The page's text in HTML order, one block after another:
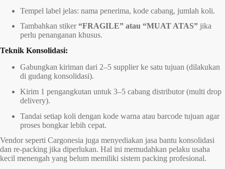
Tempel label jelas: nama penerima, kode cabang, jumlah koli.
Tambahkan stiker“FRAGILE” atau “MUAT ATAS” jika
perlu penanganan khusus.
Teknik Konsolidasi:
Gabungkan kiriman dari 2–5 supplier ke satu tujuan (dilakukan
di gudang konsolidasi).
Kirim 1 pengangkutan untuk 3–5 cabang distributor (multi drop
delivery).
Tandai setiap koli dengan kode warna atau barcode tujuan agar
proses bongkar lebih cepat.
Vendor seperti Cargonesia juga menyediakan jasa bantu konsolidasi
dan re-packing jika diperlukan. Hal ini memudahkan pelaku usaha
kecil menengah yang belum memiliki sistem packing profesional.